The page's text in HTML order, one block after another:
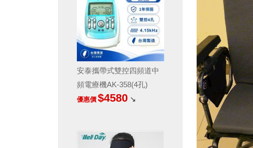
安泰攜帶式雙控四頻道中
頻電療機AK-358(4孔)
優惠價 $4580↘